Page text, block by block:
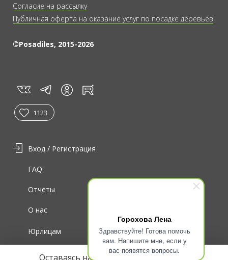
Горохова Лена
Здравствуйте! Готова помочь
вам. Напишите мне, если у
вас появятся вопросы.
Согласие на рассылку
Публичная оферта на оказание услуг по посадке деревьев
©Posadiles, 2015-2026
vk tg in rt
1123
Вход / Регистрация
Для волонтеров
Юрлицам
О нас
Отчеты
FAQ
Оставаясь на сайте, вы соглашаетесь